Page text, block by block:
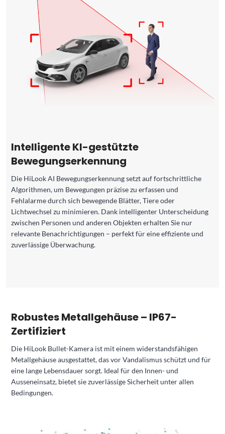
Intelligente KI-gestützte
Bewegungserkennung
Die HiLook AI Bewegungserkennung setzt auf fortschrittliche
Algorithmen, um Bewegungen präzise zu erfassen und
Fehlalarme durch sich bewegende Blätter, Tiere oder
Lichtwechsel zu minimieren. Dank intelligenter Unterscheidung
zwischen Personen und anderen Objekten erhalten Sie nur
relevante Benachrichtigungen – perfekt für eine effiziente und
zuverlässige Überwachung.
Robustes Metallgehäuse – IP67-
Zertifiziert
Die HiLook Bullet-Kamera ist mit einem widerstandsfähigen
Metallgehäuse ausgestattet, das vor Vandalismus schützt und für
eine lange Lebensdauer sorgt. Ideal für den Innen- und
Ausseneinsatz, bietet sie zuverlässige Sicherheit unter allen
Bedingungen.